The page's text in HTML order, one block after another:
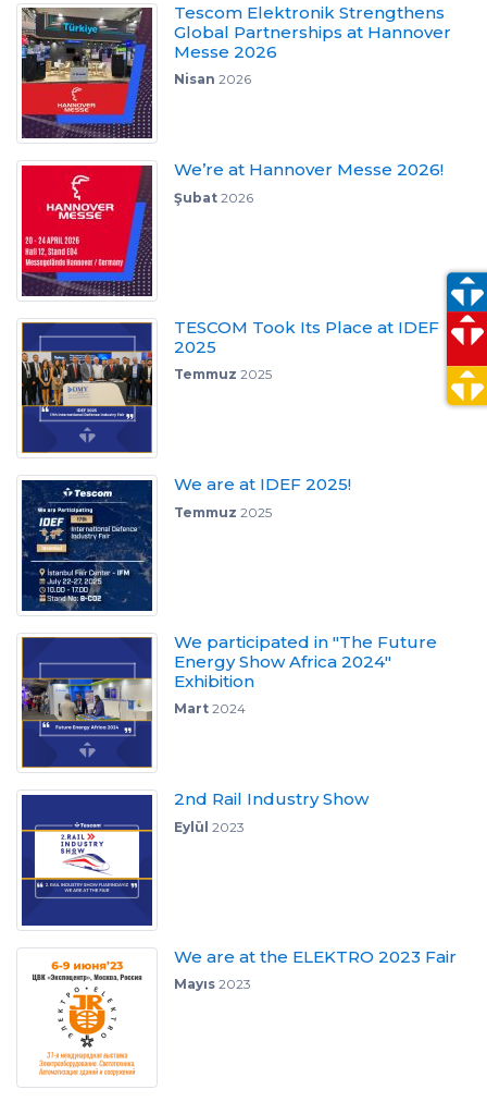
Tescom Elektronik Strengthens
Global Partnerships at Hannover
Messe 2026
Nisan 2026
We’re at Hannover Messe 2026!
Şubat2026
TESCOM Took Its Place at IDEF
2025
Temmuz 2025
We are at IDEF 2025!
Temmuz 2025
We participated in "The Future
Energy Show Africa 2024"
Exhibition
Mart2024
2nd Rail Industry Show
Eylül 2023
We are at the ELEKTRO 2023 Fair
Mayıs2023